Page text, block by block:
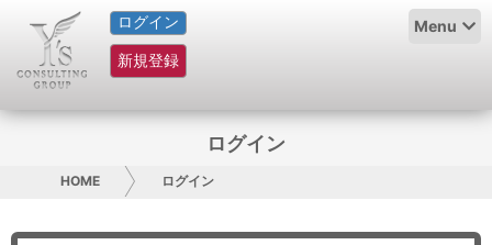
ログイン
新規登録
Menu
HOME
サービス紹介
グループ概要
採用情報
ログイン
HOME ログイン